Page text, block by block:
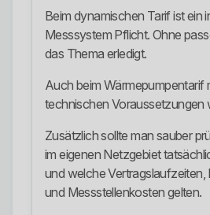
Beim dynamischen Tarif ist ein
Messsystem Pflicht. Ohne
das Thema erledigt.
Auch beim Wärmepumpentarif
technischen Voraussetzungen
Zusätzlich sollte man sauber
im eigenen Netzgebiet
und welche Vertragslaufzeiten,
und Messstellenkosten gelten.